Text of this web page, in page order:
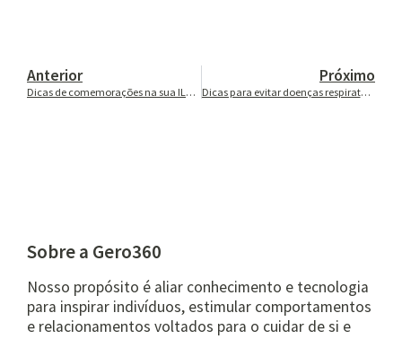
Anterior
Dicas de comemorações na sua ILPI em março
Próximo
Dicas para evitar doenças respiratórias no outono
Sobre a Gero360
Nosso propósito é aliar conhecimento e tecnologia
para inspirar indivíduos, estimular comportamentos
e relacionamentos voltados para o cuidar de si e